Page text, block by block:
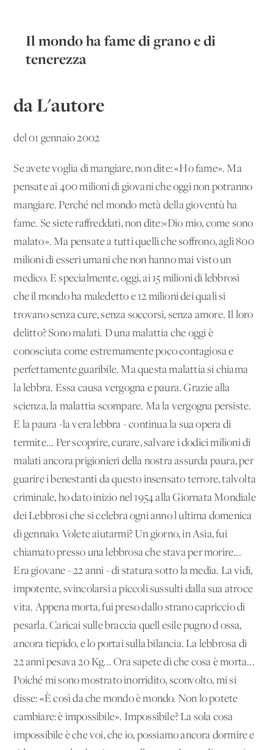
Il mondo ha fame di grano e di
tenerezza
da L'autore
del 01 gennaio 2002
Se avete voglia di mangiare, non dite: «Ho fame». Ma
pensate ai 400 milioni di giovani che oggi non potranno
mangiare. Perché nel mondo metà della gioventù ha
fame. Se siete raffreddati, non dite:«Dio mio, come sono
malato». Ma pensate a tutti quelli che soffrono, agli 800
milioni di esseri umani che non hanno mai visto un
medico. E specialmente, oggi, ai 15 milioni di lebbrosi
che il mondo ha maledetto e 12 milioni dei quali si
trovano senza cure, senza soccorsi, senza amore. Il loro
delitto? Sono malati. D'una malattia che oggi è
conosciuta come estremamente poco contagiosa e
perfettamente guaribile. Ma questa malattia si chiama
la lebbra. Essa causa vergogna e paura. Grazie alla
scienza, la malattia scompare. Ma la vergogna persiste.
E la paura -la vera lebbra - continua la sua opera di
termite... Per scoprire, curare, salvare i dodici milioni di
malati ancora prigionieri della nostra assurda paura, per
guarire i benestanti da questo insensato terrore, talvolta
criminale, ho dato inizio nel 1954 alla Giornata Mondiale
dei Lebbrosi che si celebra ogni anno l'ultima domenica
di gennaio. Volete aiutarmi? Un giorno, in Asia, fui
chiamato presso una lebbrosa che stava per morire...
Era giovane - 22 anni - di statura sotto la media. La vidi,
impotente, svincolarsi a piccoli sussulti dalla sua atroce
vita. Appena morta, fui preso dallo strano capriccio di
pesarla. Caricai sulle braccia quell'esile pugno d'ossa,
ancora tiepido, e lo portai sulla bilancia. La lebbrosa di
22 anni pesava 20 Kg... Ora sapete di che cosa è morta...
Poiché mi sono mostrato inorridito, sconvolto, mi si
disse: «È così da che mondo è mondo. Non lo potete
cambiare: è impossibile». Impossibile? La sola cosa
impossibile è che voi, che io, possiamo ancora dormire e